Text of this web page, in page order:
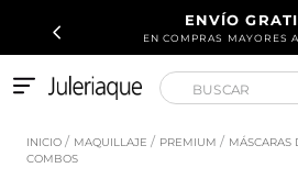
ENVÍO
EN COMPRAS MAYORES
BUSCAR
TÉRMINOS MÁS BUSCADOS
MAQUILLAJE PREMIUM MÁSCARAS
COMBOS